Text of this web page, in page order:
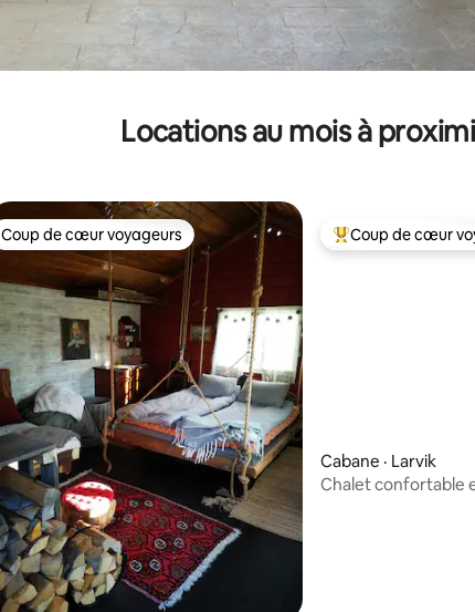
Locations au mois à
Coup de cœur voyageurs
Coup de cœur voyageurs Coup de cœur
Coup de cœur
Cabane · Larvik
Chalet confortable